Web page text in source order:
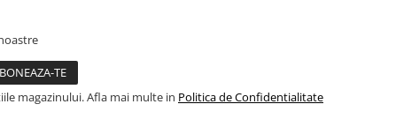
magazinului. Afla mai multe in Politica de Confidentialitate